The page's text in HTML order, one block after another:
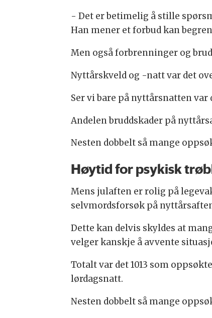
- Det er betimelig å stille
Han mener et forbud kan
Men også forbrenninger og
Nyttårskveld og -natt var det
Ser vi bare på nyttårsnatten
Andelen bruddskader på
Nesten dobbelt så mange
Høytid for psykisk
Mens julaften er rolig på
selvmordsforsøk på
Dette kan delvis skyldes at
velger kanskje å avvente
Totalt var det 1013 som
lørdagsnatt.
Nesten dobbelt så mange